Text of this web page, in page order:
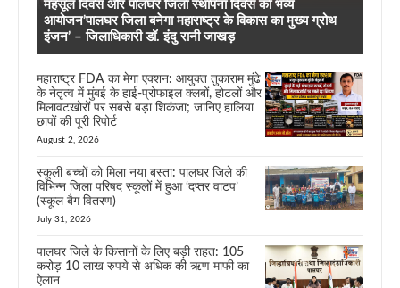
महसूल दिवस और पालघर जिला स्थापना दिवस का भव्य
आयोजन’पालघर जिला बनेगा महाराष्ट्र के विकास का मुख्य ग्रोथ
इंजन’ – जिलाधिकारी डॉ. इंदु रानी जाखड़
महाराष्ट्र FDA का मेगा एक्शन: आयुक्त तुकाराम मुंढे
के नेतृत्व में मुंबई के हाई-प्रोफाइल क्लबों, होटलों और
मिलावटखोरों पर सबसे बड़ा शिकंजा; जानिए हालिया
छापों की पूरी रिपोर्ट
August 2, 2026
स्कूली बच्चों को मिला नया बस्ता: पालघर जिले की
विभिन्न जिला परिषद स्कूलों में हुआ ‘दप्तर वाटप’
(स्कूल बैग वितरण)
July 31, 2026
पालघर जिले के किसानों के लिए बड़ी राहत: 105
करोड़ 10 लाख रुपये से अधिक की ऋण माफी का
ऐलान